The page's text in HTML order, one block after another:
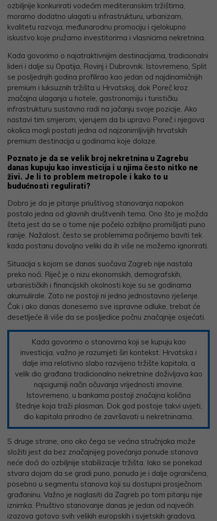
ozbiljnije konkurirati vodećim mediteranskim tržištima,
moramo dodatno ulagati u infrastrukturu, urbanizam,
kvalitetu razvoja, međunarodnu promociju i cjelokupno
iskustvo koje pružamo investitorima i vlasnicima nekretnina.
Kada govorimo o najatraktivnijim destinacijama, tradicionalni
lideri i dalje su Opatija, Rovinj i Dubrovnik. Istovremeno, Split
se posljednjih godina profilirao kao jedan od najdinamičnijih
premium i luksuznih tržišta u Hrvatskoj, dok Poreč kroz
značajna ulaganja u hotele, gastronomiju i turističku
infrastrukturu sustavno radi na jačanju svoje pozicije. Ako
nastavi tim smjerom, vjerujem da bi upravo Poreč i njegova
okolica mogli postati jedna od najzanimljivijih hrvatskih
premium destinacija u godinama koje dolaze.
Poznato je da se velik broj nekretnina u Zagrebu
danas kupuju kao investicija i u njima često nitko ne
živi. Je li to problem metropole i kako to u
budućnosti regulirati?
Dobro je da je pitanje priuštivog stanovanja napokon
postalo jedna od glavnih društvenih tema. Ono što je možda
šteta jest da se o tome nije počelo ozbiljno promišljati puno
ranije. Nažalost, često se problemima počinjemo baviti tek
kada postanu dovoljno veliki da ih više ne možemo ignorirati.
Situacija s kojom se danas suočava Zagreb nije nastala
preko noći. Riječ je o nizu ekonomskih, demografskih,
urbanističkih i financijskih okolnosti koje su se godinama
akumulirale. Zato ne postoji ni jedno jednostavno rješenje.
Čak i ako danas donesemo sve ispravne odluke, trebat će
desetljeće ili više da se posljedice počnu značajnije osjećati.
Kada govorimo o stanovima koji se kupuju kao
investicija, važno je razumjeti širi kontekst. Hrvatska i
dalje ima relativno slabo razvijeno tržište kapitala, a
velik dio građana tradicionalno nekretnine doživljava kao
najsigurniji način očuvanja vrijednosti imovine.
Istovremeno, u bankama postoji značajna količina
štednje koja traži plasman. Dok god postoje takvi uvjeti,
dio kapitala prirodno će završavati u nekretninama.
S druge strane, ono oko čega se većina stručnjaka može
složiti jest da bez značajnijeg povećanja ponude stanova
neće doći do ozbiljnije stabilizacije tržišta. Iako se ponekad
stvara dojam da se gradi puno, ponuda je i dalje ograničena,
posebno u segmentu stanova koji su dostupni prosječnom
građaninu. Važno je naglasiti da Zagreb po tom pitanju nije
iznimka. Priuštivo stanovanje danas je jedan od najvećih
izazova gotovo svih velikih europskih i svjetskih gradova.